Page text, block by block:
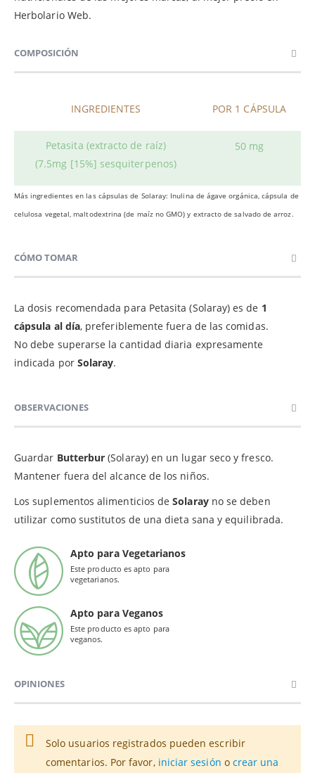
Herbolario Web.
COMPOSICIÓN
INGREDIENTES POR 1 CÁPSULA
Petasita (extracto de raíz)
(7.5mg [15%] sesquiterpenos)
50 mg
Más ingredientes en las cápsulas de Solaray: Inulina de ágave orgánica, cápsula de
celulosa vegetal, maltodextrina (de maíz no GMO) y extracto de salvado de arroz.
CÓMO TOMAR
La dosis recomendada para Petasita (Solaray) es de 1
cápsula al día, preferiblemente fuera de las comidas.
No debe superarse la cantidad diaria expresamente
indicada por Solaray.
OBSERVACIONES
Guardar Butterbur (Solaray) en un lugar seco y fresco.
Mantener fuera del alcance de los niños.
Los suplementos alimenticios deSolarayno se deben
utilizar como sustitutos de una dieta sana y equilibrada.
Apto para Vegetarianos
Este producto es apto para
vegetarianos.
Apto para Veganos
Este producto es apto para
veganos.
OPINIONES
Solo usuarios registrados pueden escribir
comentarios. Por favor, iniciar sesión o crear una